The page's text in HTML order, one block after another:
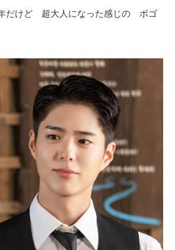
だけど 超大人になった感じの ボゴ